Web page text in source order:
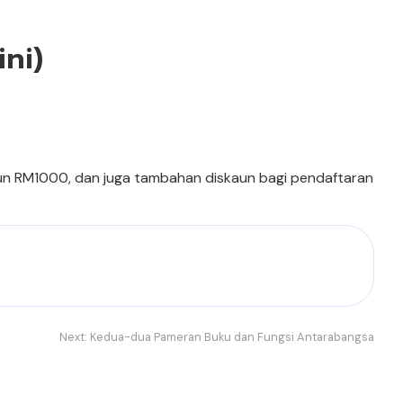
RM1000, dan juga tambahan diskaun bagi pendaftaran
Next: Kedua-dua Pameran Buku dan Fungsi Antarabangsa